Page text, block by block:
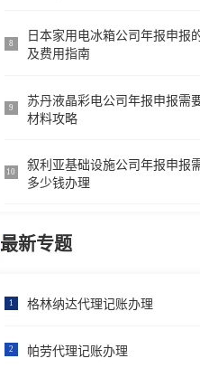
8
日本家用电冰箱公司年报申报
及费用指南
9
苏丹液晶彩电公司年报申报需
材料攻略
10
叙利亚基础设施公司年报申报
多少钱办理
最新专题
1 格林纳达代理记账办理
2 帕劳代理记账办理